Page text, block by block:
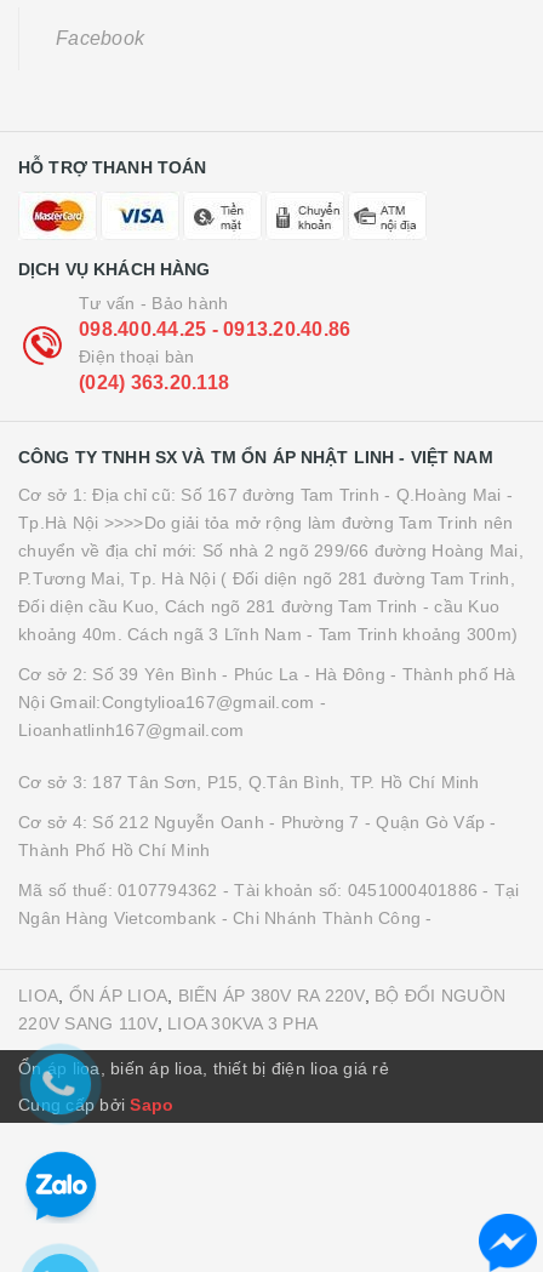
Facebook
HỖ TRỢ THANH TOÁN
DỊCH VỤ KHÁCH HÀNG
Tư vấn - Bảo hành
098.400.44.25 - 0913.20.40.86
Điện thoại bàn
(024) 363.20.118
CÔNG TY TNHH SX VÀ TM ỔN ÁP NHẬT LINH - VIỆT NAM
Cơ sở 1: Địa chỉ cũ: Số 167 đường Tam Trinh - Q.Hoàng Mai -
Tp.Hà Nội >>>>Do giải tỏa mở rộng làm đường Tam Trinh nên
chuyển về địa chỉ mới: Số nhà 2 ngõ 299/66 đường Hoàng Mai,
P.Tương Mai, Tp. Hà Nội ( Đối diện ngõ 281 đường Tam Trinh,
Đối diện cầu Kuo, Cách ngõ 281 đường Tam Trinh - cầu Kuo
khoảng 40m. Cách ngã 3 Lĩnh Nam - Tam Trinh khoảng 300m)
Cơ sở 2: Số 39 Yên Bình - Phúc La - Hà Đông - Thành phố Hà
Nội Gmail:Congtylioa167@gmail.com -
Lioanhatlinh167@gmail.com
Cơ sở 3: 187 Tân Sơn, P15, Q.Tân Bình, TP. Hồ Chí Minh
Cơ sở 4: Số 212 Nguyễn Oanh - Phường 7 - Quận Gò Vấp -
Thành Phố Hồ Chí Minh
Mã số thuế: 0107794362 - Tài khoản số: 0451000401886 - Tại
Ngân Hàng Vietcombank - Chi Nhánh Thành Công -
LIOA ỔN ÁP LIOA BIẾN ÁP 380V RA 220V, BỘ ĐỔI NGUỒN
220V SANG 110V, LIOA 30KVA 3 PHA
Ổn áp lioa, biến áp lioa, thiết bị điện lioa giá rẻ
Cung cấp bởiSapo